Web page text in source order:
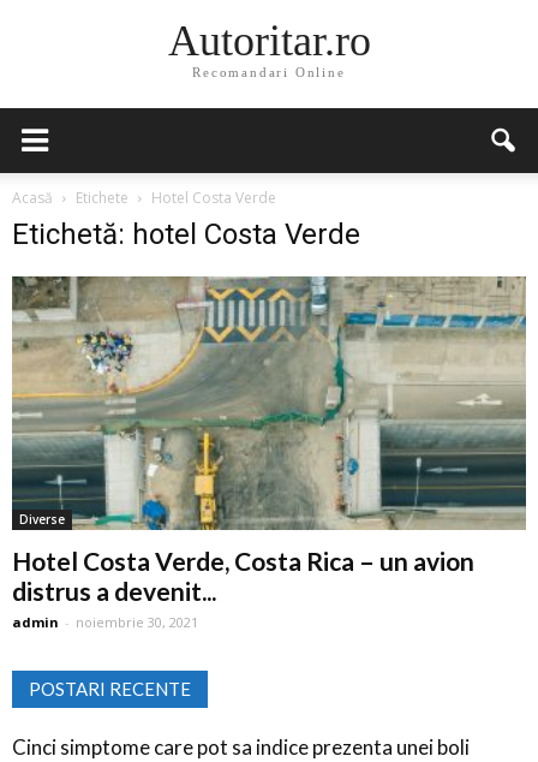
Autoritar.ro
Recomandari Online
Acasă Etichete Hotel Costa Verde
Etichetă: hotel Costa Verde
Diverse
Hotel Costa Verde, Costa Rica – un avion
distrus a devenit...
admin - noiembrie 30, 2021
POSTARI RECENTE
Cinci simptome care pot sa indice prezenta unei boli